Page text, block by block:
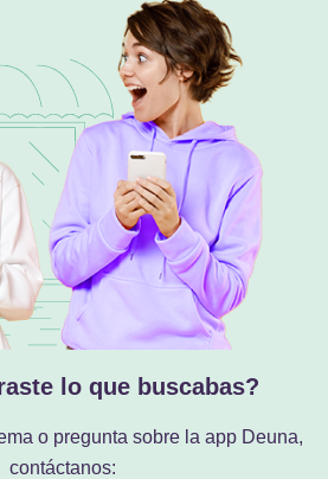
lo que buscabas?
o pregunta sobre la app Deuna,
contáctanos: